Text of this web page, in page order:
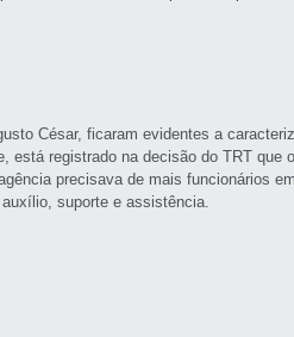
César, ficaram evidentes a
está registrado na decisão do TRT que
precisava de mais funcionários
suporte e assistência.